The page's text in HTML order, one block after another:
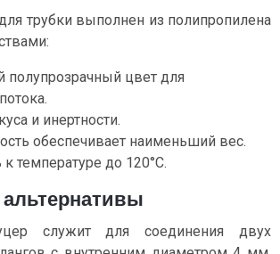
трубки выполнен из полипропилена
полупрозрачный цвет для
и инертности.
обеспечивает наименьший вес.
к температуре до 120°C.
служит для соединения двух